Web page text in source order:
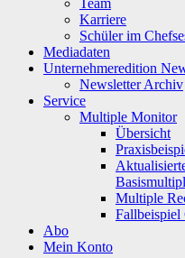
Team
Karriere
Schüler im
Mediadaten
Unternehmeredition
Newsletter Archiv
Service
Multiple Monitor
Übersicht
Multiple
Fallbeispiel
Abo
Mein Konto